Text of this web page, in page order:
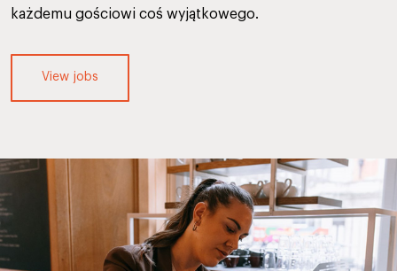
każdemu gościowi coś wyjątkowego.
View jobs